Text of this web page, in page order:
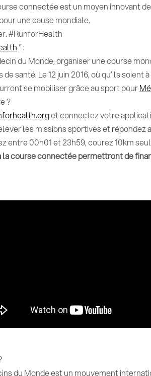
connectée est un moyen innovant
une cause mondiale.
#RunforHealth
" :
du Monde, organiser une course
de santé. Le 12 juin 2016, où qu’ils
se mobiliser grâce au sport pour
?
et connectez votre
les missions sportives et répondez
entre 00h01 et 23h59, courez 10km
la course connectée permettront de
du Monde est un mouvement